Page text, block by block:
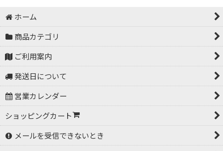
ホーム
商品カテゴリ
ご利用案内
発送日について
営業カレンダー
ショッピングカート
メールを受信できないとき